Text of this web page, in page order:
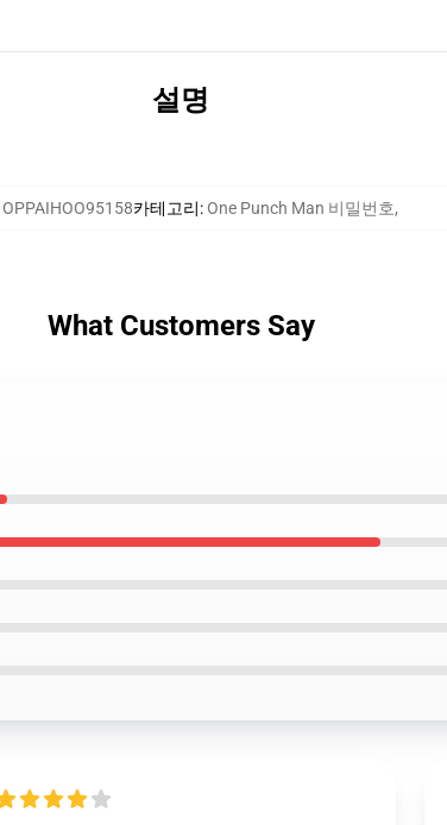
설명
OPPAIHOO95158카테고리:One Punch Man 비밀번호,
What Customers Say